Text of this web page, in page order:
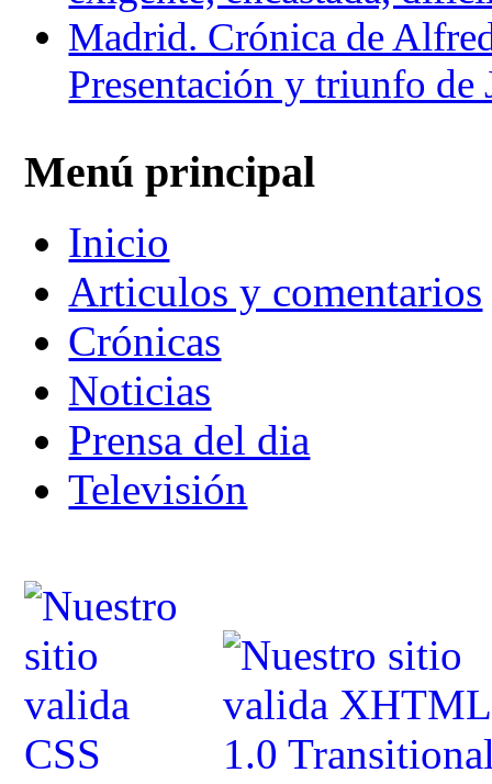
Madrid. Crónica de
Presentación y triunfo de
Menú principal
Inicio
Articulos y comentarios
Crónicas
Noticias
Prensa del dia
Televisión